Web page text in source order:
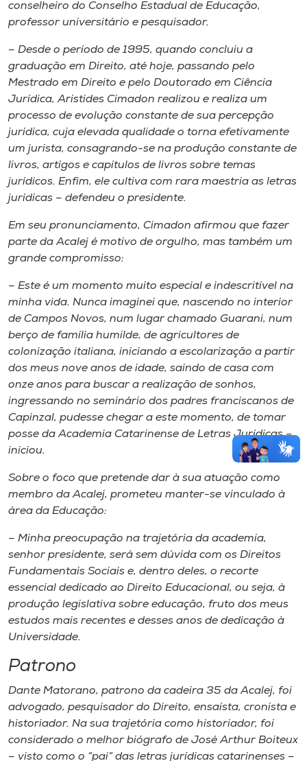
conselheiro do Conselho Estadual de Educação,
professor universitário e pesquisador.
– Desde o período de 1995, quando concluiu a
graduação em Direito, até hoje, passando pelo
Mestrado em Direito e pelo Doutorado em Ciência
Jurídica, Aristides Cimadon realizou e realiza um
processo de evolução constante de sua percepção
jurídica, cuja elevada qualidade o torna efetivamente
um jurista, consagrando-se na produção constante de
livros, artigos e capítulos de livros sobre temas
jurídicos. Enfim, ele cultiva com rara maestria as letras
jurídicas – defendeu o presidente.
Em seu pronunciamento, Cimadon afirmou que fazer
parte da Acalej é motivo de orgulho, mas também um
grande compromisso:
– Este é um momento muito especial e indescritível na
minha vida. Nunca imaginei que, nascendo no interior
de Campos Novos, num lugar chamado Guarani, num
berço de família humilde, de agricultores de
colonização italiana, iniciando a escolarização a partir
dos meus nove anos de idade, saindo de casa com
onze anos para buscar a realização de sonhos,
ingressando no seminário dos padres franciscanos de
Capinzal, pudesse chegar a este momento, de tomar
posse da Academia Catarinense de Letras Jurídicas –
iniciou.
Sobre o foco que pretende dar à sua atuação como
membro da Acalej, prometeu manter-se vinculado à
área da Educação:
– Minha preocupação na trajetória da academia,
senhor presidente, será sem dúvida com os Direitos
Fundamentais Sociais e, dentro deles, o recorte
essencial dedicado ao Direito Educacional, ou seja, à
produção legislativa sobre educação, fruto dos meus
estudos mais recentes e desses anos de dedicação à
Universidade.
Patrono
Dante Matorano, patrono da cadeira 35 da Acalej, foi
advogado, pesquisador do Direito, ensaísta, cronista e
historiador. Na sua trajetória como historiador, foi
considerado o melhor biógrafo de José Arthur Boiteux
– visto como o “pai” das letras jurídicas catarinenses –